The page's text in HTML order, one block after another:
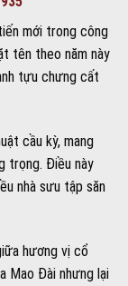
mới trong công
tên theo năm này
tựu chưng cất
cầu kỳ, mang
trọng. Điều này
nhà sưu tập săn
hương vị cổ
Mao Đài nhưng lại